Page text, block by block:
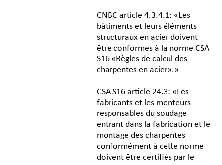
CNBC article 4.3.4.1: «Les
bâtiments et leurs éléments
structuraux en acier doivent
être conformes à la norme CSA
S16 «Règles de calcul des
charpentes en acier».»
CSA S16 article 24.3: «Les
fabricants et les monteurs
responsables du soudage
entrant dans la fabrication et le
montage des charpentes
conformément à cette norme
doivent être certifiés par le